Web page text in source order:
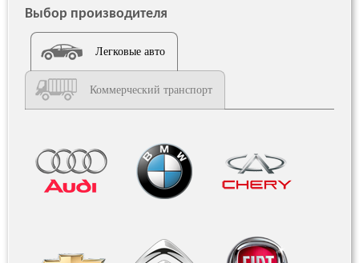
Выбор производителя
Легковые авто
Коммерческий транспорт